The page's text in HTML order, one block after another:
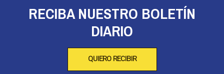
RECIBA NUESTRO BOLETÍN
DIARIO
QUIERO RECIBIR